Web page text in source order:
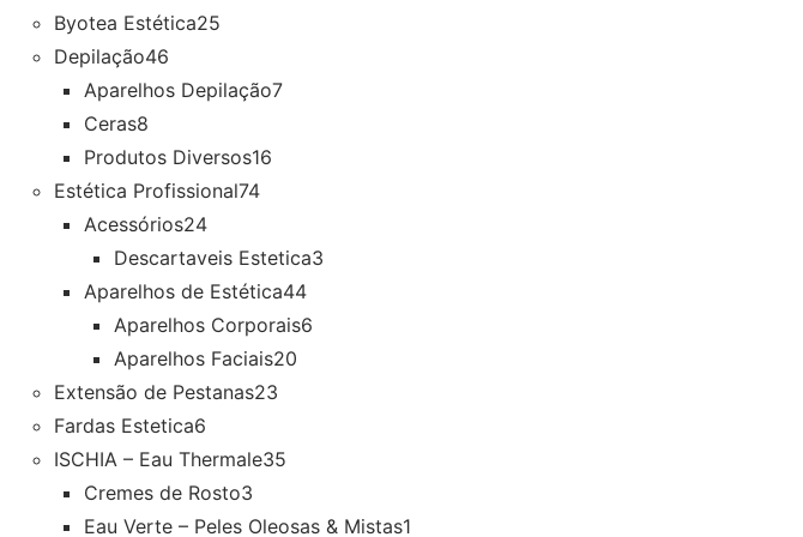
Byotea Estética25
Depilação46
Aparelhos Depilação7
Ceras8
Produtos Diversos16
Estética Profissional74
Acessórios24
Descartaveis Estetica3
Aparelhos de Estética44
Aparelhos Corporais6
Aparelhos Faciais20
Extensão de Pestanas23
Fardas Estetica6
ISCHIA – Eau Thermale35
Cremes de Rosto3
Eau Verte – Peles Oleosas & Mistas1